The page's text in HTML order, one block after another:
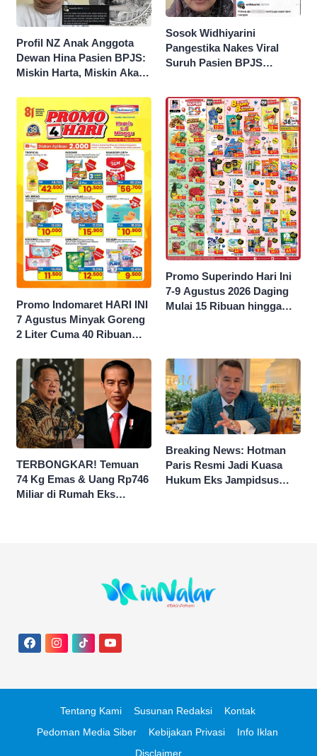
Profil NZ Anak Anggota
Dewan Hina Pasien BPJS:
Miskin Harta, Miskin Akal
Sosok Widhiyarini
Pangestika Nakes Viral
Suruh Pasien BPJS
Meninggal
Promo Indomaret HARI INI
7 Agustus Minyak Goreng
2 Liter Cuma 40 Ribuan
Promo Superindo Hari Ini
7-9 Agustus 2026 Daging
Mulai 15 Ribuan hingga
TERBONGKAR! Temuan
74 Kg Emas & Uang Rp746
Miliar di Rumah Eks
Breaking News: Hotman
Paris Resmi Jadi Kuasa
Hukum Eks Jampidsus
Tentang Kami Susunan Redaksi
Kontak
Pedoman Media Siber
Kebijakan Privasi
Info Iklan
Disclaimer